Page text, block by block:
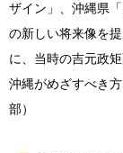
ザイン」、沖縄県
の新しい将来像を
に、当時の吉元政
沖縄がめざすべき
部）